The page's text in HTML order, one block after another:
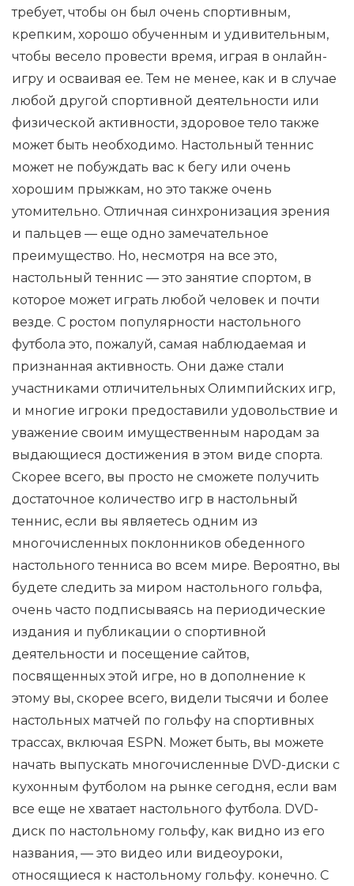
требует, чтобы он был очень спортивным,
крепким, хорошо обученным и удивительным,
чтобы весело провести время, играя в онлайн-
игру и осваивая ее. Тем не менее, как и в случае
любой другой спортивной деятельности или
физической активности, здоровое тело также
может быть необходимо. Настольный теннис
может не побуждать вас к бегу или очень
хорошим прыжкам, но это также очень
утомительно. Отличная синхронизация зрения
и пальцев — еще одно замечательное
преимущество. Но, несмотря на все это,
настольный теннис — это занятие спортом, в
которое может играть любой человек и почти
везде. С ростом популярности настольного
футбола это, пожалуй, самая наблюдаемая и
признанная активность. Они даже стали
участниками отличительных Олимпийских игр,
и многие игроки предоставили удовольствие и
уважение своим имущественным народам за
выдающиеся достижения в этом виде спорта.
Скорее всего, вы просто не сможете получить
достаточное количество игр в настольный
теннис, если вы являетесь одним из
многочисленных поклонников обеденного
настольного тенниса во всем мире. Вероятно, вы
будете следить за миром настольного гольфа,
очень часто подписываясь на периодические
издания и публикации о спортивной
деятельности и посещение сайтов,
посвященных этой игре, но в дополнение к
этому вы, скорее всего, видели тысячи и более
настольных матчей по гольфу на спортивных
трассах, включая ESPN. Может быть, вы можете
начать выпускать многочисленные DVD-диски с
кухонным футболом на рынке сегодня, если вам
все еще не хватает настольного футбола. DVD-
диск по настольному гольфу, как видно из его
названия, — это видео или видеоуроки,
относящиеся к настольному гольфу. конечно. С